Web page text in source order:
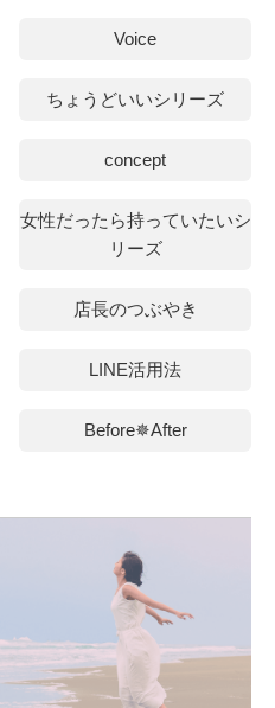
Voice
ちょうどいいシリーズ
concept
女性だったら持っていたいシ
リーズ
店長のつぶやき
LINE活用法
Before✵After